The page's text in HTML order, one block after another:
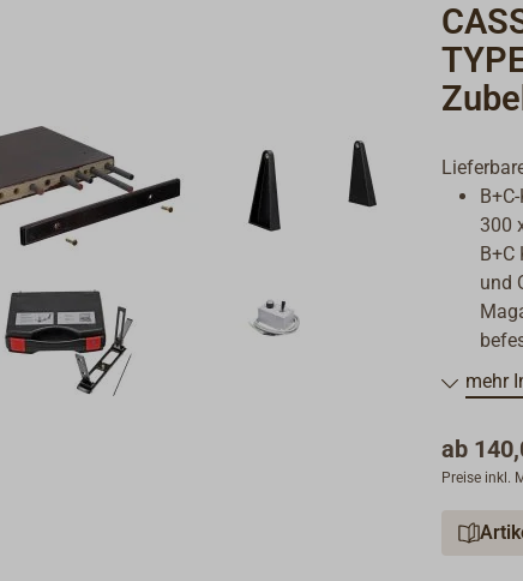
300
B+C
und
des
mehr
ab
Preise inkl.